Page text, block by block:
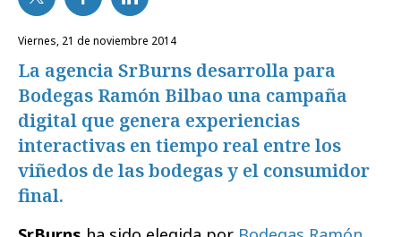
viernes, 21 de noviembre 2014
La agencia SrBurns desarrolla para
Bodegas Ramón Bilbao una campaña
digital que genera experiencias
interactivas en tiempo real entre los
viñedos de las bodegas y el consumidor
final.